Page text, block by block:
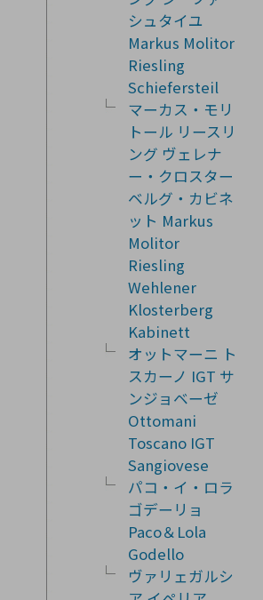
シュタイユ
Markus Molitor
Riesling
Schiefersteil
マーカス・モリ
トール リースリ
ング ヴェレナ
ー・クロスター
ベルグ・カビネ
ット Markus
Molitor
Riesling
Wehlener
Klosterberg
Kabinett
オットマーニ ト
スカーノ IGT サ
ンジョベーゼ
Ottomani
Toscano IGT
Sangiovese
パコ・イ・ロラ
ゴデーリョ
Paco＆Lola
Godello
ヴァリェガルシ